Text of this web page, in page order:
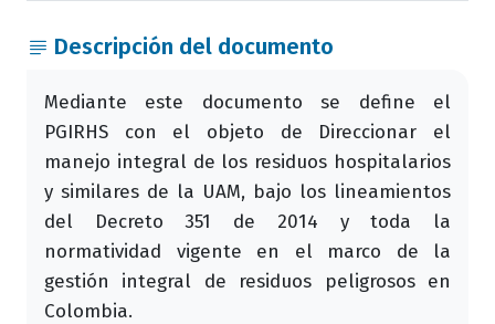
Descripción del documento
Mediante este documento se define el
PGIRHS con el objeto de Direccionar el
manejo integral de los residuos hospitalarios
y similares de la UAM, bajo los lineamientos
del Decreto 351 de 2014 y toda la
normatividad vigente en el marco de la
gestión integral de residuos peligrosos en
Colombia.